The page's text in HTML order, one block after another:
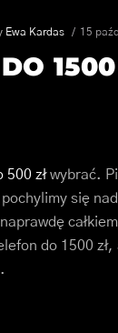
Ewa Kardas 15
500 złwybrać.
się
do 1500